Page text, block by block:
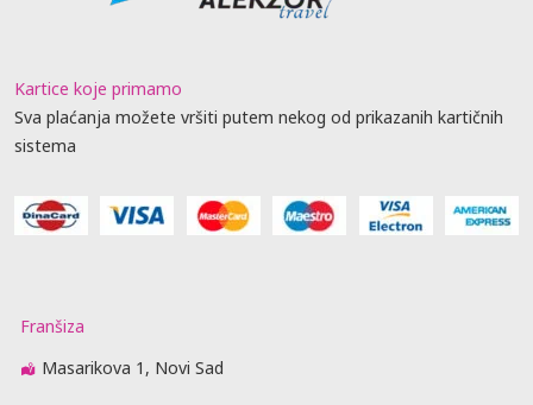
Kartice koje primamo
Sva plaćanja možete vršiti putem nekog od prikazanih kartičnih
sistema
Franšiza
Masarikova 1, Novi Sad